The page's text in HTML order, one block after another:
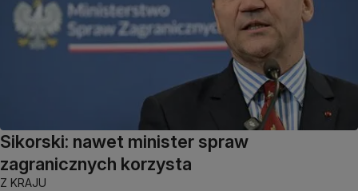
Sikorski: nawet minister spraw
zagranicznych korzysta
Z KRAJU